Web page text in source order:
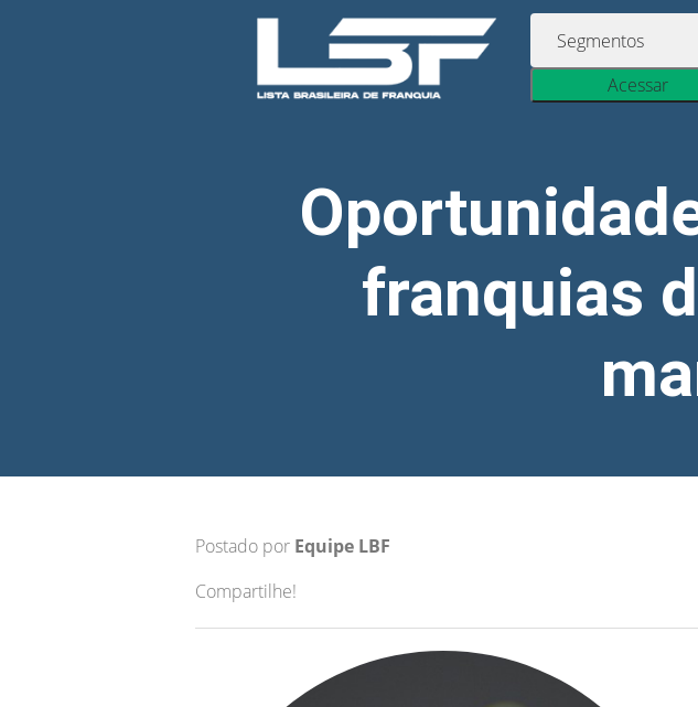
Acessar
franquias
Postado por Equipe LBF
Compartilhe!